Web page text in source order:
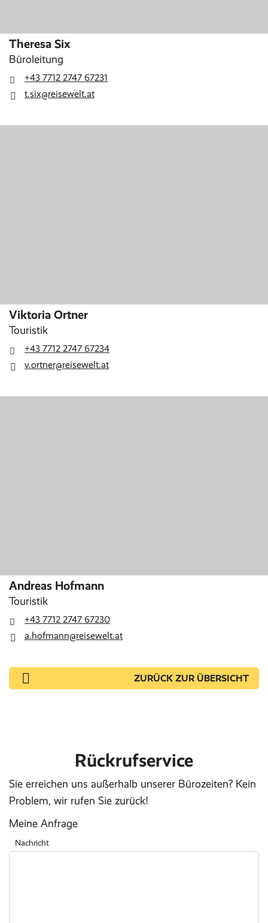
Theresa Six
Büroleitung
+43 7712 2747 67231
t.six@reisewelt.at
Viktoria Ortner
Touristik
+43 7712 2747 67234
v.ortner@reisewelt.at
Andreas Hofmann
Touristik
+43 7712 2747 67230
a.hofmann@reisewelt.at
ZURÜCK ZUR ÜBERSICHT
Rückrufservice
Sie erreichen uns außerhalb unserer Bürozeiten? Kein
Problem, wir rufen Sie zurück!
Meine Anfrage
Nachricht